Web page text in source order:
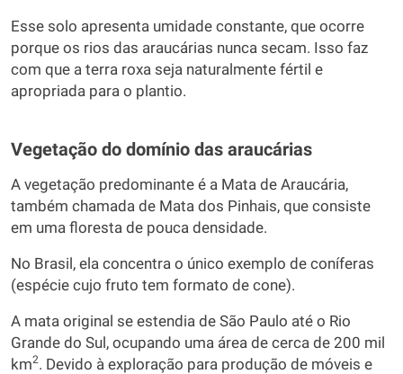
Esse solo apresenta umidade constante, que ocorre
porque os rios das araucárias nunca secam. Isso faz
com que a terra roxa seja naturalmente fértil e
apropriada para o plantio.
Vegetação do domínio das araucárias
A vegetação predominante é a Mata de Araucária,
também chamada de Mata dos Pinhais, que consiste
em uma floresta de pouca densidade.
No Brasil, ela concentra o único exemplo de coníferas
(espécie cujo fruto tem formato de cone).
A mata original se estendia de São Paulo até o Rio
Grande do Sul, ocupando uma área de cerca de 200 mil
km2. Devido à exploração para produção de móveis e